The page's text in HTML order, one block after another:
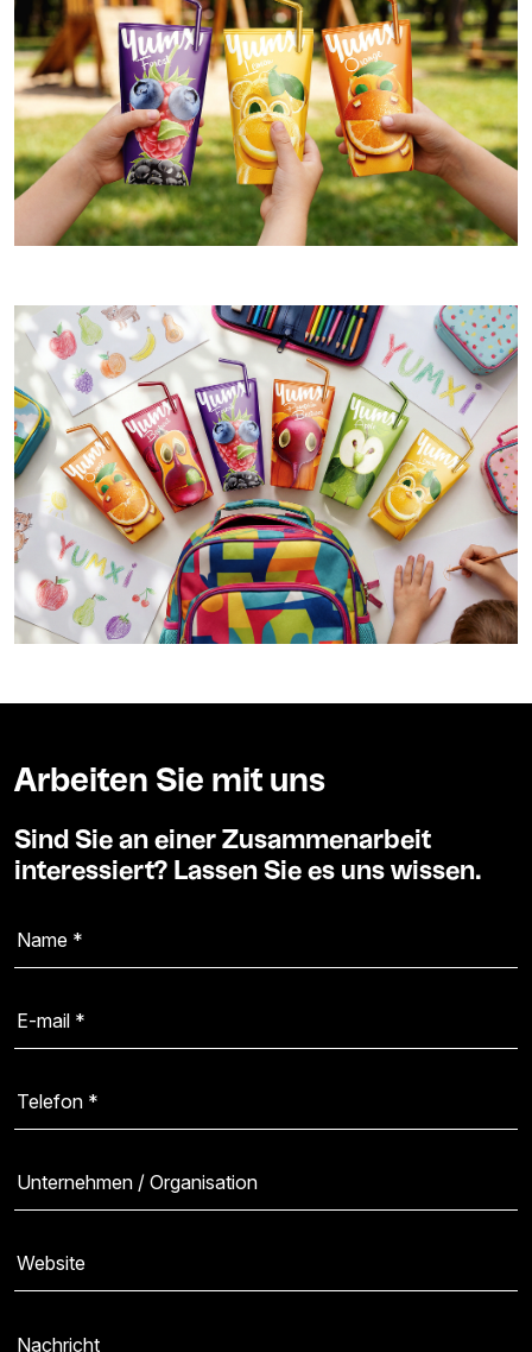
Arbeiten Sie mit uns
Sind Sie an einer Zusammenarbeit
interessiert? Lassen Sie es uns wissen.